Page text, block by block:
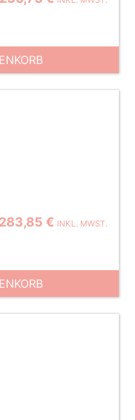
283,85 € INKL. MWST.